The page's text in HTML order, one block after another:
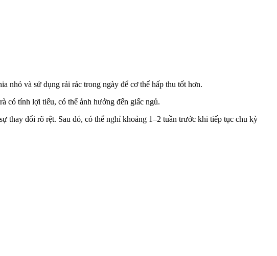
nhỏ và sử dụng rải rác trong ngày để c‌ơ th‌ể hấp thu tốt hơn.
có tính lợi tiểu, có thể ảnh hưởng đến giấc ngủ.
thay đổi rõ rệt. Sau đó, có thể nghỉ khoảng 1–2 tuần trước khi tiếp tục chu kỳ